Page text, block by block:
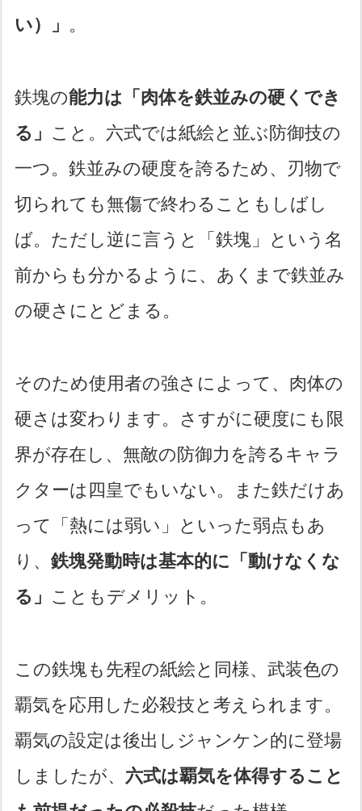
い）」 。
鉄塊の能力は「肉体を鉄並みの硬くでき
る」 こと。六式では紙絵と並ぶ防御技の
一つ。鉄並みの硬度を誇るため、刃物で
切られても無傷で終わることもしばし
ば。ただし逆に言うと「鉄塊」という名
前からも分かるように、あくまで鉄並み
の硬さにとどまる。
そのため使用者の強さによって、肉体の
硬さは変わります。さすがに硬度にも限
界が存在し、無敵の防御力を誇るキャラ
クターは四皇でもいない。また鉄だけあ
って「熱には弱い」といった弱点もあ
り、鉄塊発動時は基本的に「動けなくな
る」 こともデメリット。
この鉄塊も先程の紙絵と同様、武装色の
覇気を応用した必殺技と考えられます。
覇気の設定は後出しジャンケン的に登場
しましたが、 六式は覇気を体得すること